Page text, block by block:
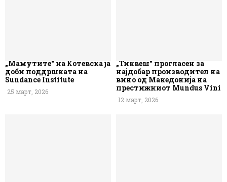
„Мамутите“ на Котевска ја
доби поддршката на
Sundance Institute
25 март, 2026
„Тиквеш“ прогласен за
најдобар производител на
вино од Македонија на
престижниот Mundus Vini
12 март, 2026